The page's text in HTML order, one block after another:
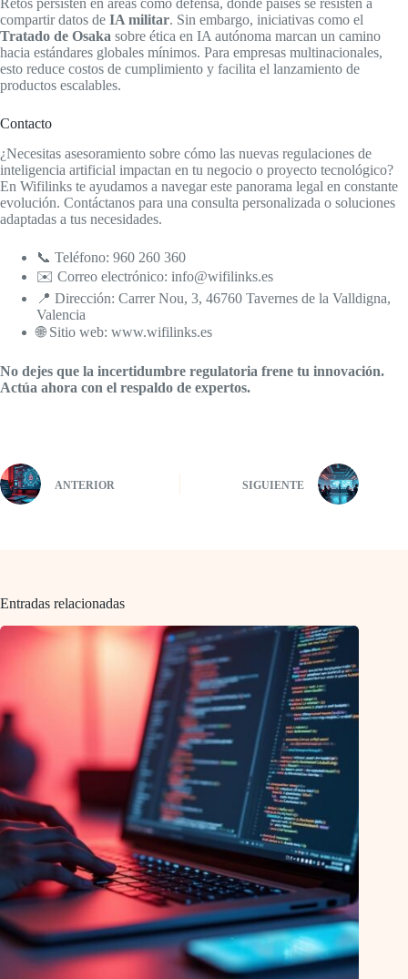
Retos persisten en áreas como defensa, donde países se resisten a
compartir datos de IA militar. Sin embargo, iniciativas como el
Tratado de Osaka sobre ética en IA autónoma marcan un camino
hacia estándares globales mínimos. Para empresas multinacionales,
esto reduce costos de cumplimiento y facilita el lanzamiento de
productos escalables.
Contacto
¿Necesitas asesoramiento sobre cómo las nuevas regulaciones de
inteligencia artificial impactan en tu negocio o proyecto tecnológico?
En Wifilinks te ayudamos a navegar este panorama legal en constante
evolución. Contáctanos para una consulta personalizada o soluciones
adaptadas a tus necesidades.
📞 Teléfono: 960 260 360
✉️ Correo electrónico: info@wifilinks.es
📍 Dirección: Carrer Nou, 3, 46760 Tavernes de la Valldigna,
Valencia
🌐 Sitio web: www.wifilinks.es
No dejes que la incertidumbre regulatoria frene tu innovación.
Actúa ahora con el respaldo de expertos.
ANTERIOR SIGUIENTE
Entradas relacionadas